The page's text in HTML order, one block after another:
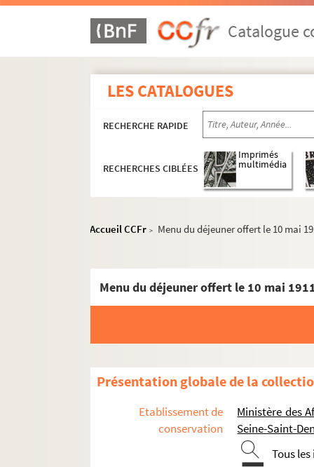
Catalogue
LES CATALOGUES
RECHERCHE RAPIDE
RECHERCHES CIBLÉES
Imprimés
multimédia
Accueil CCFr > Menu du déjeuner offert le 10 mai
Menu du déjeuner offert le 10 mai
Présentation globale de la
Etablissement de
conservation
Ministère des
Seine-Saint-
Tous